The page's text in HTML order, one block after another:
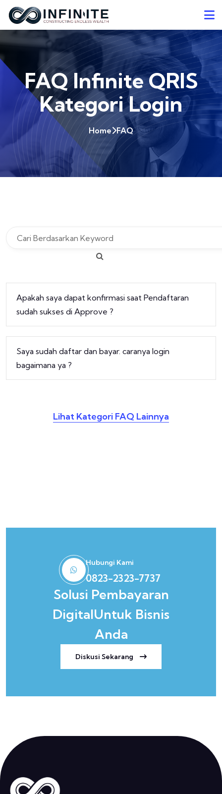
FAQ Infinite QRIS
Kategori Login
Home FAQ
Apakah saya dapat konfirmasi saat Pendaftaran
sudah sukses di Approve ?
Saya sudah daftar dan bayar. caranya login
bagaimana ya ?
Lihat Kategori FAQ Lainnya
Hubungi Kami
0823-2323-7737
Solusi Pembayaran
DigitalUntuk Bisnis
Anda
Diskusi Sekarang